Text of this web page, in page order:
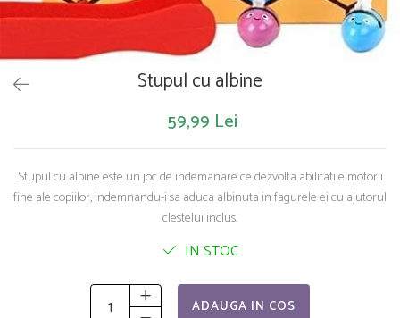
Trotinete
Unelte si bancuri de lucru
Stupul cu albine
59,99 Lei
Stupul cu albine este un joc de indemanare ce dezvolta abilitatile motorii
fine ale copiilor, indemnandu-i sa aduca albinuta in fagurele ei cu ajutorul
clestelui inclus.
IN STOC
ADAUGA IN COS